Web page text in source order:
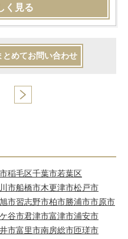
く見る
とめてお問い合わせ
稲毛区千葉市若葉区
市船橋市木更津市松戸市
旭市習志野市柏市勝浦市市原市
谷市君津市富津市浦安市
市富里市南房総市匝瑳市